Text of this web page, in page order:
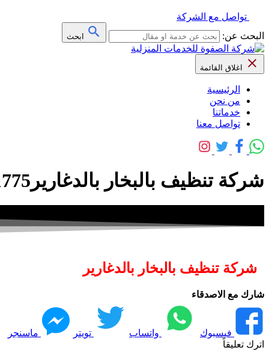
تواصل مع الشركة
البحث عن:
ابحث
اغلاق القائمة
الرئيسية
من نحن
خدماتنا
تواصل معنا
شركة تنظيف بالبخار بالدغارير0559641775
شركة تنظيف بالبخار بالدغارير
شارك مع الاصدقاء
فيسبوك واتساب تويتر ماسنجر
اترك تعليقاً